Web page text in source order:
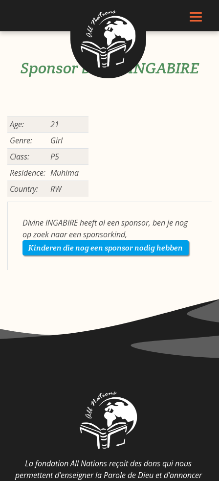
Sponsor Divine INGABIRE
Age:
21
Genre:
Girl
Class:
P5
Residence: Muhima
Country:
RW
Divine INGABIRE heeft al een sponsor, ben je nog
op zoek naar een sponsorkind,
Kinderen die nog een sponsor nodig hebben
La fondation All Nations reçoit des dons qui nous
permettent d’enseigner la Parole de Dieu et d’annoncer